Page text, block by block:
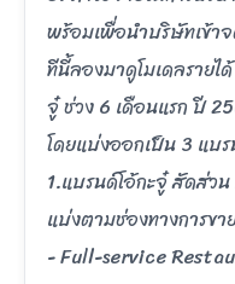
พร้อมเพื่อนำบริษัทเข้า
ทีนี้ลองมาดูโมเดลรายไ
จู๋ ช่วง 6 เดือนแรก ปี
โดยแบ่งออกเป็น 3 แบ
1.แบรนด์โอ้กะจู๋ สัดส่ว
แบ่งตามช่องทางการขา
- Full-service